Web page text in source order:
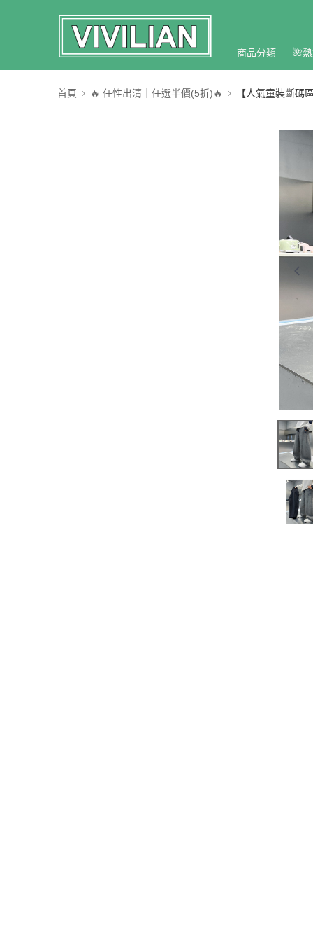
商品分類 🌺
首頁 🔥 任性出清｜任選半價(5折)🔥 【人氣童裝斷碼